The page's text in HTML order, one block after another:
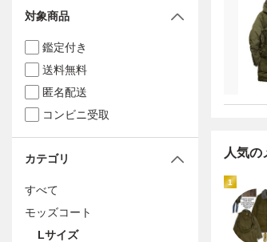
人気の
1
対象商品
鑑定付き
送料無料
匿名配送
コンビニ受取
カテゴリ
すべて
モッズコート
Lサイズ